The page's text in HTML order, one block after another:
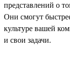
представлений о
Они смогут
культуре вашей
и свои задачи.